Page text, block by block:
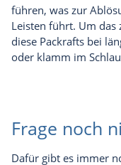
führen, was zur
Leisten führt. Um das
diese Packrafts bei
oder klamm im
Frage noch
Dafür gibt es immer